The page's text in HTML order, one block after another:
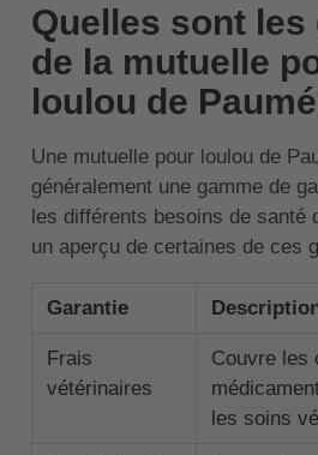
Quelles sont les
de la mutuelle
loulou de
Une mutuelle pour loulou de
généralement une gamme de
les différents besoins de santé
un aperçu de certaines de ces
Garantie
Frais
vétérinaires
Couvre les
les soins